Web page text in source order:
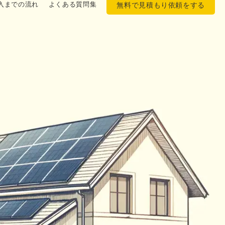
までの流れ よくある質問集 無料で見積もり依頼をする